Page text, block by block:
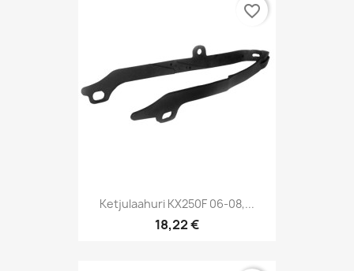
Ketjulaahuri KX250F 06-08,...
18,22 €
favorite_border